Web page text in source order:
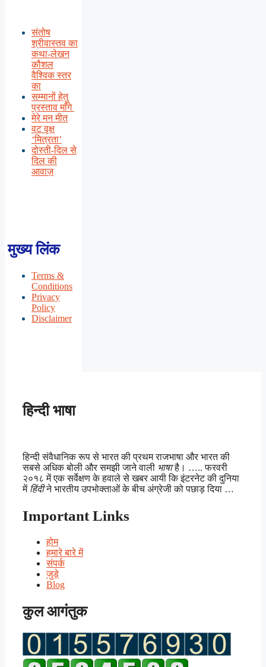
संतोष
श्रीवास्तव का
कथा-लेखन
कौशल
वैश्विक स्तर
का
सम्मानों हेतु
प्रस्ताव माँगे
मेरे मन मीत
वट वृक्ष
‘मित्रता’
दोस्ती-दिल से
दिल की
आवाज़
मुख्य लिंक
Terms &
Conditions
Privacy
Policy
Disclaimer
हिन्दी भाषा
हिन्दी संवैधानिक रूप से भारत की प्रथम राजभाषा और भारत की
सबसे अधिक बोली और समझी जाने वाली भाषाहै। ….. फरवरी
२०१८ में एक सर्वेक्षण के हवाले से खबर आयी कि इंटरनेट की दुनिया
में हिंदीने भारतीय उपभोक्ताओं के बीच अंग्रेजी को पछाड़ दिया …
Important Links
होम
हमारे बारे में
संपर्क
जुड़े
Blog
कुल आगंतुक